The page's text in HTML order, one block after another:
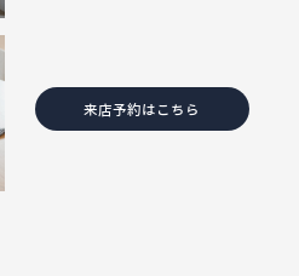
来店予約はこちら